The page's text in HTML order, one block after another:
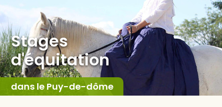
Stages
d'équitation
dans le Puy-de-dôme